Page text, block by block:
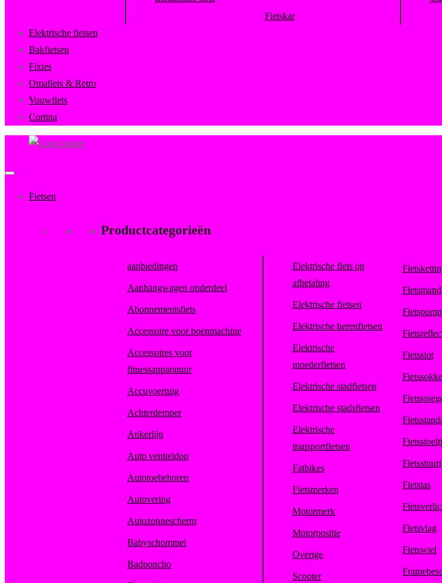
Fietskar
Elektrische fietsen
Bakfietsen
Fixies
Omafiets & Retro
Vouwfiets
Cortina
Primary
Fietsen
Productcategorieën
aanbiedingen
Aanhangwagen onderdeel
Abonnementsfiets
Accessoire voor boenmachine
Accessoires voor
fitnessapparatuur
Accuvoertuig
Achterdemper
Ankerlijn
Auto ventieldop
Autotoebehoren
Autovering
Autozonnescherm
Babyschommel
Badponcho
Elektrische fiets op
afbetaling
Elektrische fietsen
Elektrische herenfietsen
Elektrische
moederfietsen
Elektrische stadfietsen
Elektrische stadsfietsen
Elektrische
transportfietsen
Fatbikes
Fietsmerken
Motormerk
Motorpositie
Overige
Scooter
Fietsmand
Fietspomp
Fietsslot
Fietstas
Fietsvlag
Fietswiel